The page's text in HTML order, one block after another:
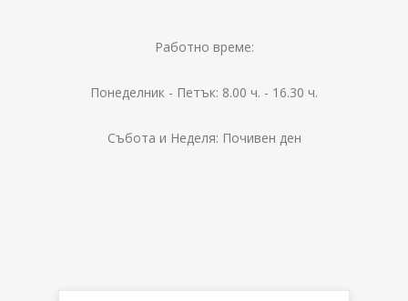
Работно време:
Понеделник - Петък: 8.00 ч. - 16.30 ч.
Събота и Неделя: Почивен ден